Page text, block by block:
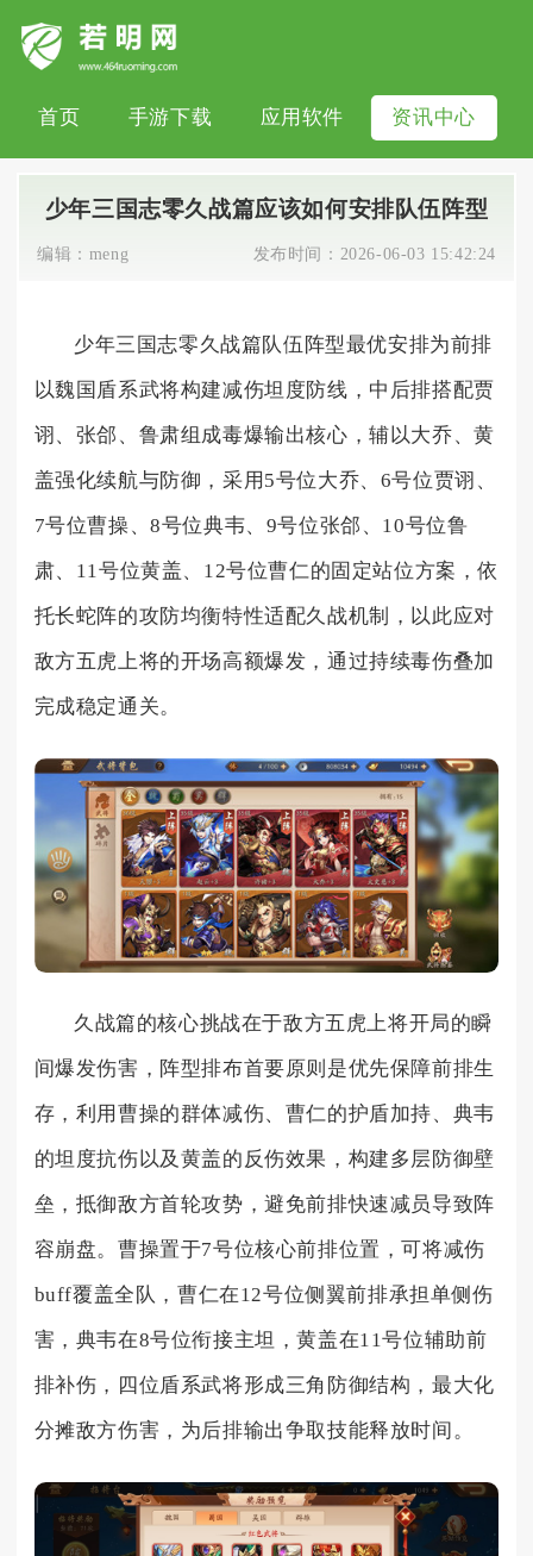
首页 手游下载 应用软件 资讯中心
少年三国志零久战篇应该如何安排队伍阵型
编辑： meng 发布时间： 2026-06-03 15:42:24
少年三国志零久战篇队伍阵型最优安排为前排
以魏国盾系武将构建减伤坦度防线，中后排搭配贾
诩、张郃、鲁肃组成毒爆输出核心，辅以大乔、黄
盖强化续航与防御，采用5号位大乔、6号位贾诩、
7号位曹操、8号位典韦、9号位张郃、10号位鲁
肃、11号位黄盖、12号位曹仁的固定站位方案，依
托长蛇阵的攻防均衡特性适配久战机制，以此应对
敌方五虎上将的开场高额爆发，通过持续毒伤叠加
完成稳定通关。
久战篇的核心挑战在于敌方五虎上将开局的瞬
间爆发伤害，阵型排布首要原则是优先保障前排生
存，利用曹操的群体减伤、曹仁的护盾加持、典韦
的坦度抗伤以及黄盖的反伤效果，构建多层防御壁
垒，抵御敌方首轮攻势，避免前排快速减员导致阵
容崩盘。曹操置于7号位核心前排位置，可将减伤
buff覆盖全队，曹仁在12号位侧翼前排承担单侧伤
害，典韦在8号位衔接主坦，黄盖在11号位辅助前
排补伤，四位盾系武将形成三角防御结构，最大化
分摊敌方伤害，为后排输出争取技能释放时间。